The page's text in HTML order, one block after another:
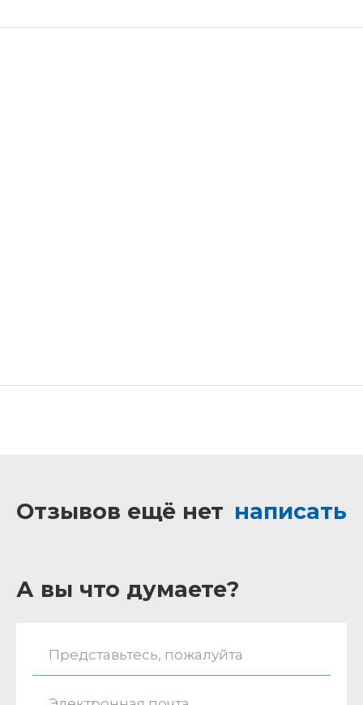
Отзывов ещё нет написать
А вы что думаете?